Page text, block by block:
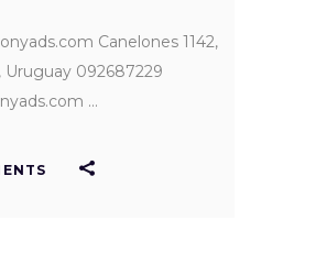
Canelones 1142,
092687229